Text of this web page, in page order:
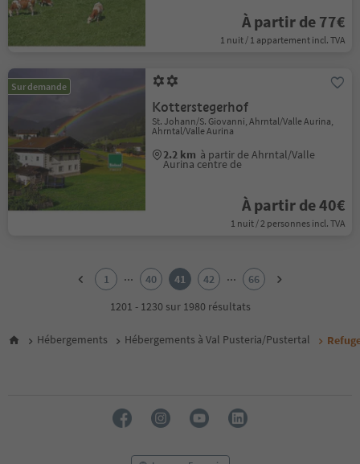
À partir de 77€
1 nuit / 1 appartement incl. TVA
Sur demande
Kotterstegerhof
St. Johann/S. Giovanni, Ahrntal/Valle Aurina,
Ahrntal/Valle Aurina
2.2 km à partir de Ahrntal/Valle
Aurina centre de
À partir de 40€
1 nuit / 2 personnes incl. TVA
6
1 ... 40 41 42 ...
66
1201 - 1230 sur 1980 résultats
Hébergements Hébergements à Val Pusteria/Pustertal